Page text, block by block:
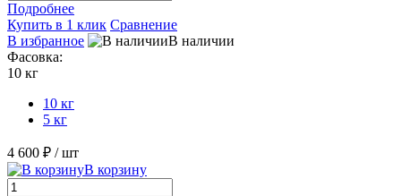
Подробнее
Купить в 1 клик Сравнение
В избранное
В наличии
Фасовка:
10 кг
10 кг
5 кг
4 600 ₽ / шт
В корзину